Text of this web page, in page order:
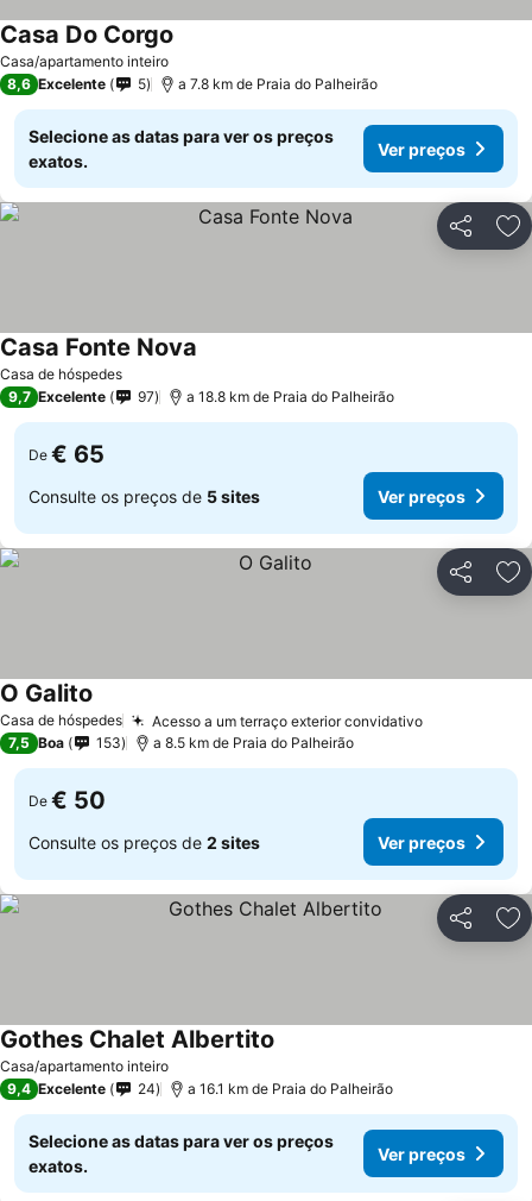
Casa/apartamento inteiro
Casa Do Corgo
8,6 Excelente 5 a 7.8 km de Praia do Palheirão
Selecione as datas para ver os preços
exatos.
Ver preços
Partilhar
Casa de hóspedes
Casa Fonte Nova
9,7 Excelente 97 a 18.8 km de Praia do Palheirão
De € 65
Consulte os preços de 5 sites Ver preços
Partilhar
Casa de hóspedes Acesso a um terraço exterior convidativo
O Galito
7,5 Boa 153 a 8.5 km de Praia do Palheirão
De € 50
Consulte os preços de 2 sites Ver preços
Partilhar
Casa/apartamento inteiro
Gothes Chalet Albertito
9,4 Excelente 24 a 16.1 km de Praia do Palheirão
Selecione as datas para ver os preços
exatos.
Ver preços